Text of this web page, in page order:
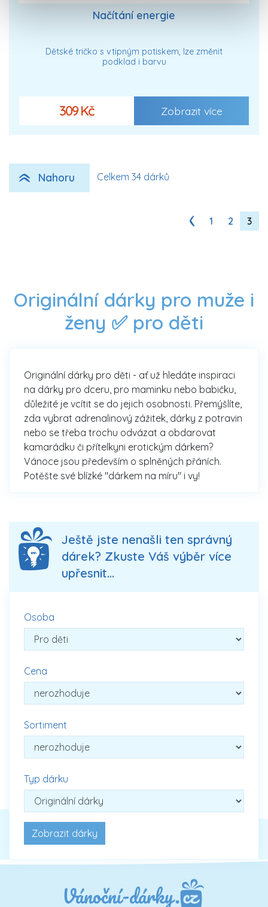
Načítání energie
Dětské tričko s vtipným potiskem, lze změnit
podklad i barvu
309 Kč Zobrazit více
Nahoru Celkem 34 dárků
1 2 3
Originální dárky pro muže i
ženy ✅ pro děti
Originální dárky pro děti - ať už hledáte inspiraci
na dárky pro dceru, pro maminku nebo babičku,
důležité je vcítit se do jejich osobnosti. Přemýšlíte,
zda vybrat adrenalinový zážitek, dárky z potravin
nebo se třeba trochu odvázat a obdarovat
kamarádku či přítelkyni erotickým dárkem?
Vánoce jsou především o splněných přáních.
Potěšte své blízké "dárkem na míru" i vy!
Ještě jste nenašli ten správný
dárek? Zkuste Váš výběr více
upřesnit...
Osoba
Cena
Sortiment
Typ dárku